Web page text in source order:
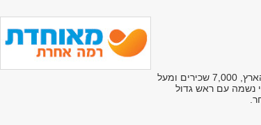
מאוחדת היא קופת החולים השלישית בגודלה בישראל, עם 1.3 מיליון מבוטחים מכל רחבי הארץ. למאוחדת ארבע מינהלות מחוזיות, למעלה מ-300 מרפאות בכל רחבי הארץ, 7,000 שכירים ומעל
נשמה עם ראש גדול